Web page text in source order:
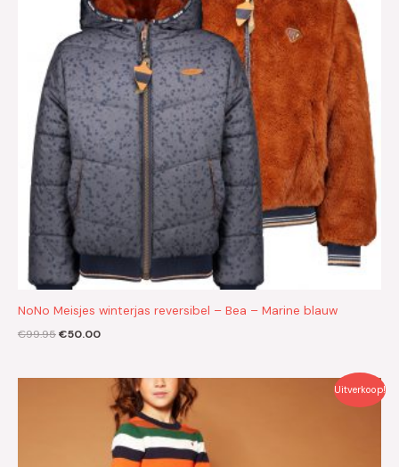
NoNo Meisjes winterjas reversibel – Bea – Marine blauw
€99.95€50.00
Uitverkoop!
Oorspronkelijke
Huidige
prijs
is:
€30.00.